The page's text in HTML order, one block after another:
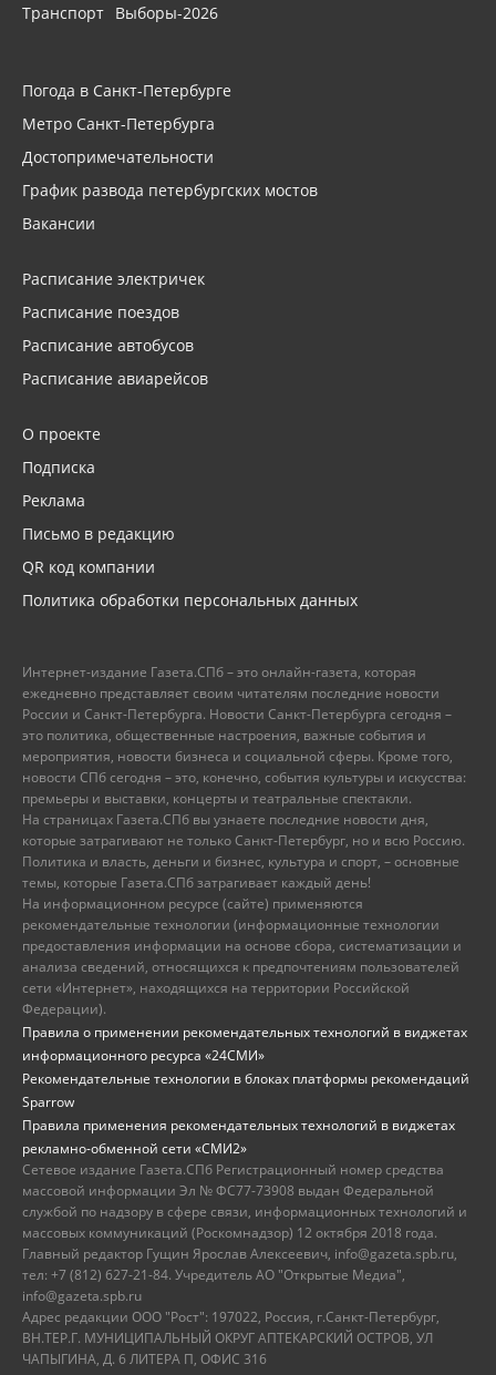
Транспорт Выборы-2026
Погода в Санкт-Петербурге
Метро Санкт-Петербурга
Достопримечательности
График развода петербургских мостов
Вакансии
Расписание электричек
Расписание поездов
Расписание автобусов
Расписание авиарейсов
О проекте
Подписка
Реклама
Письмо в редакцию
QR код компании
Политика обработки персональных данных
Интернет-издание Газета.СПб – это онлайн-газета, которая
ежедневно представляет своим читателям последние новости
России и Санкт-Петербурга. Новости Санкт-Петербурга сегодня –
это политика, общественные настроения, важные события и
мероприятия, новости бизнеса и социальной сферы. Кроме того,
новости СПб сегодня – это, конечно, события культуры и искусства:
премьеры и выставки, концерты и театральные спектакли.
На страницах Газета.СПб вы узнаете последние новости дня,
которые затрагивают не только Санкт-Петербург, но и всю Россию.
Политика и власть, деньги и бизнес, культура и спорт, – основные
темы, которые Газета.СПб затрагивает каждый день!
На информационном ресурсе (сайте) применяются
рекомендательные технологии (информационные технологии
предоставления информации на основе сбора, систематизации и
анализа сведений, относящихся к предпочтениям пользователей
сети «Интернет», находящихся на территории Российской
Федерации).
Правила о применении рекомендательных технологий в виджетах
информационного ресурса «24СМИ»
Рекомендательные технологии в блоках платформы рекомендаций
Sparrow
Правила применения рекомендательных технологий в виджетах
рекламно-обменной сети «СМИ2»
Сетевое издание Газета.СПб Регистрационный номер средства
массовой информации Эл № ФС77-73908 выдан Федеральной
службой по надзору в сфере связи, информационных технологий и
массовых коммуникаций (Роскомнадзор) 12 октября 2018 года.
Главный редактор Гущин Ярослав Алексеевич, info@gazeta.spb.ru,
тел: +7 (812) 627-21-84. Учредитель АО "Открытые Медиа",
info@gazeta.spb.ru
Адрес редакции ООО "Рост": 197022, Россия, г.Санкт-Петербург,
ВН.ТЕР.Г. МУНИЦИПАЛЬНЫЙ ОКРУГ АПТЕКАРСКИЙ ОСТРОВ, УЛ
ЧАПЫГИНА, Д. 6 ЛИТЕРА П, ОФИС 316